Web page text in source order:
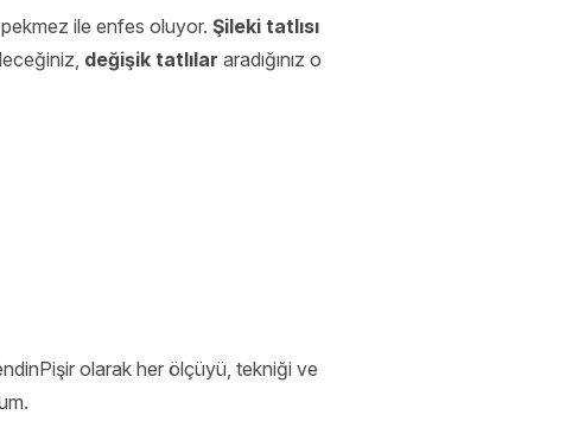
ile enfes oluyor. Şileki tatlısı
değişik tatlılar aradığınız o
olarak her ölçüyü, tekniği ve